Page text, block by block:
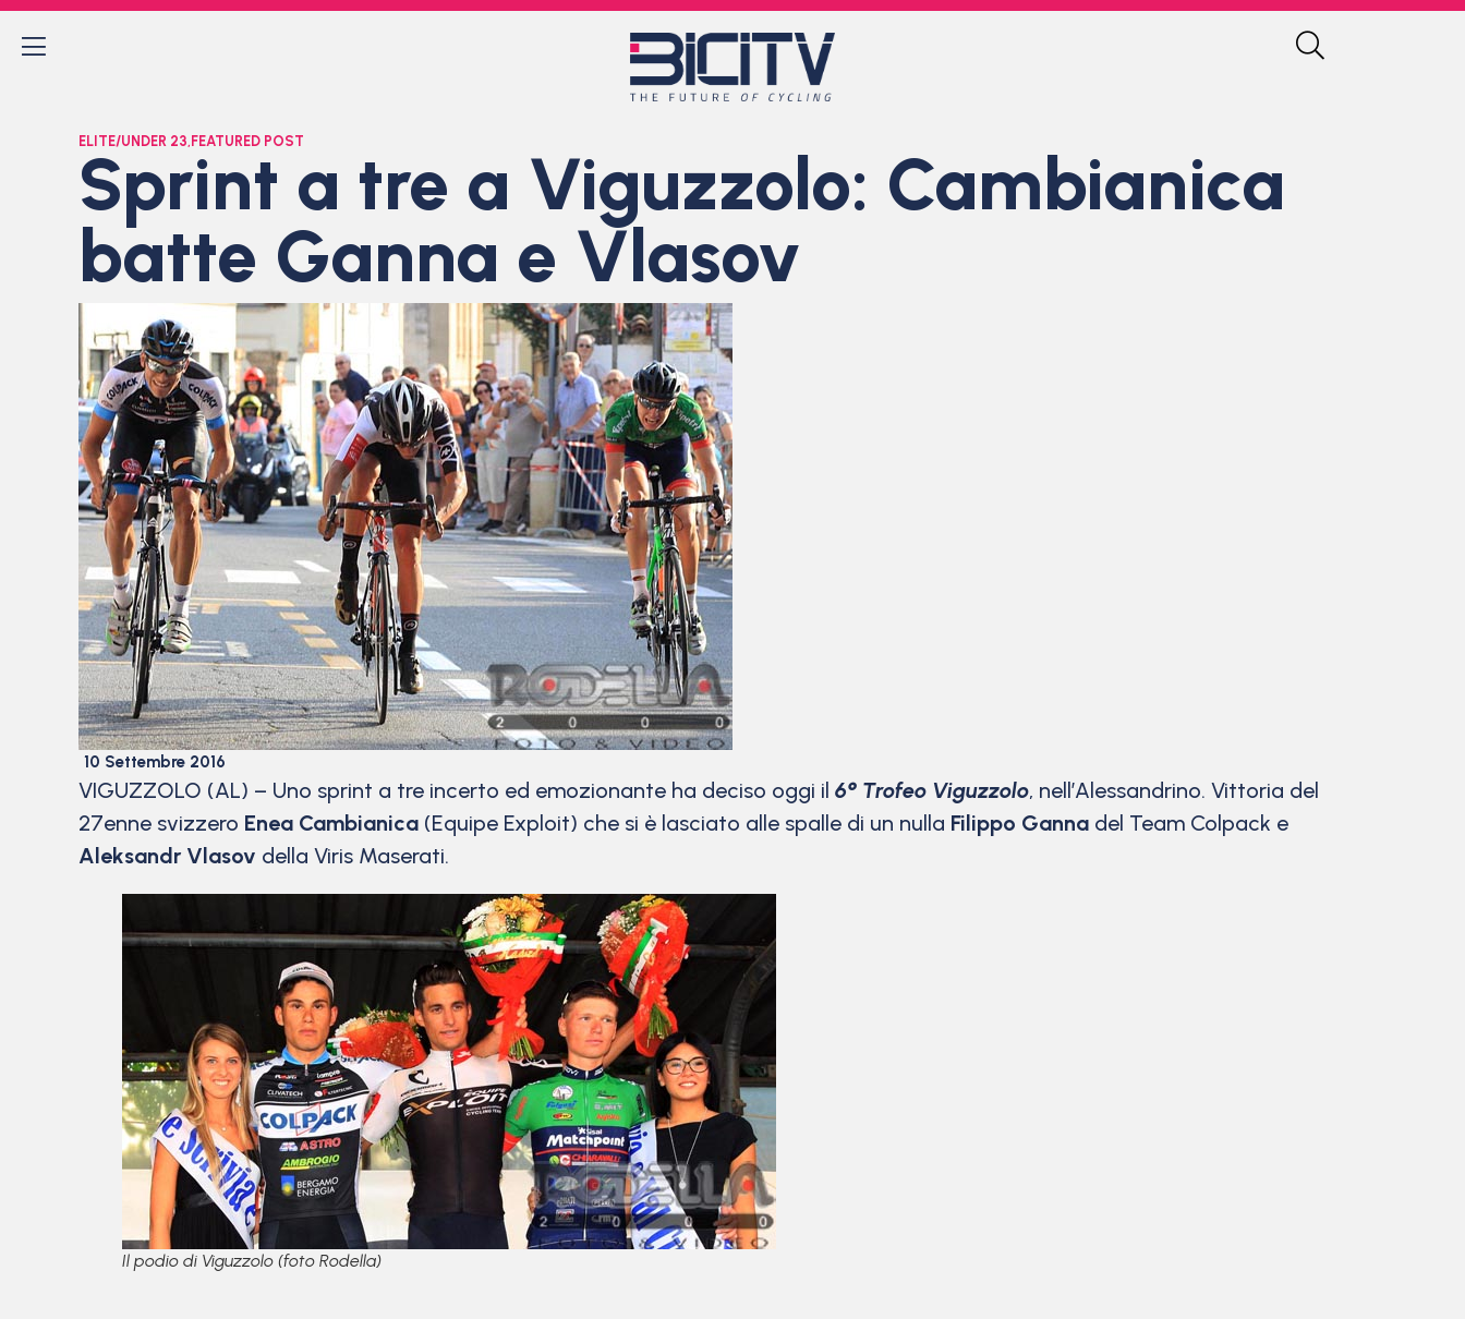
ELITE/UNDER 23, FEATURED POST
Sprint a tre a Viguzzolo: Cambianica
batte Ganna e Vlasov
10 Settembre 2016
VIGUZZOLO (AL) – Uno sprint a tre incerto ed emozionante ha deciso oggi il 6° Trofeo Viguzzolo, nell’Alessandrino. Vittoria del
27enne svizzero Enea Cambianica (Equipe Exploit) che si è lasciato alle spalle di un nulla Filippo Ganna del Team Colpack e
Aleksandr Vlasov della Viris Maserati.
Il podio di Viguzzolo (foto Rodella)